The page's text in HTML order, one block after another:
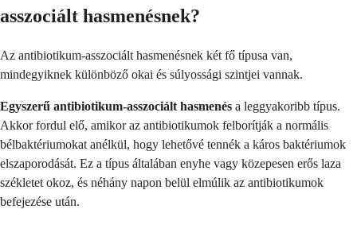
asszociált hasmenésnek?
Az antibiotikum-asszociált hasmenésnek két fő típusa van,
mindegyiknek különböző okai és súlyossági szintjei vannak.
Egyszerű antibiotikum-asszociált hasmenés a leggyakoribb típus.
Akkor fordul elő, amikor az antibiotikumok felborítják a normális
bélbaktériumokat anélkül, hogy lehetővé tennék a káros baktériumok
elszaporodását. Ez a típus általában enyhe vagy közepesen erős laza
székletet okoz, és néhány napon belül elmúlik az antibiotikumok
befejezése után.